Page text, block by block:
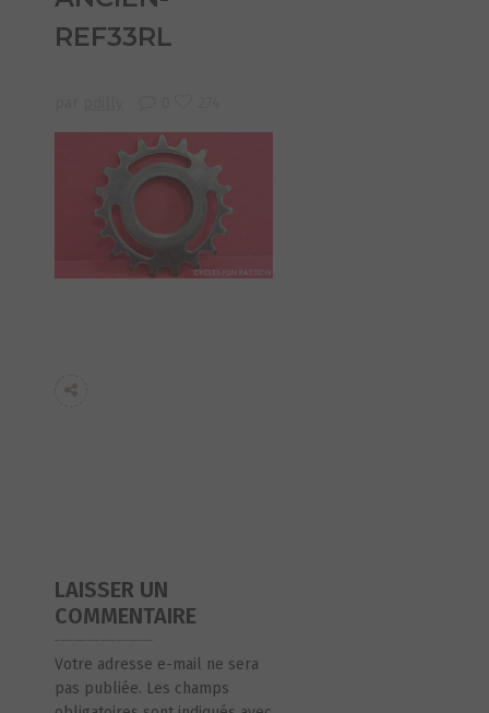
REF33RL
LAISSER UN
COMMENTAIRE
Votre adresse e-mail ne sera
pas publiée. Les champs